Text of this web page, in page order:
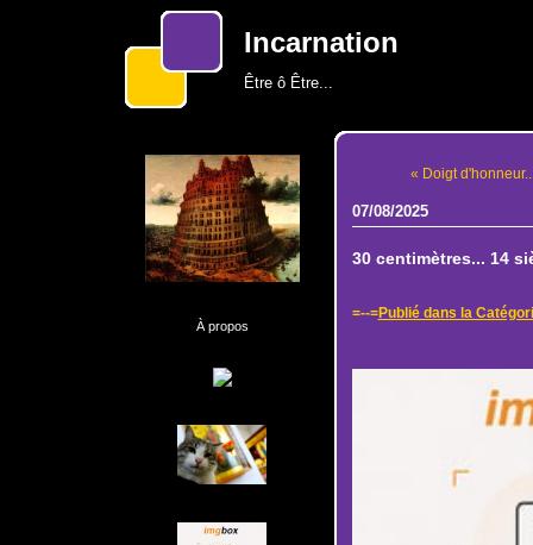
Incarnation
Être ô Être...
À propos
« Doigt
07/08/2025
30 centimètres... 14
=--=Publié dans la